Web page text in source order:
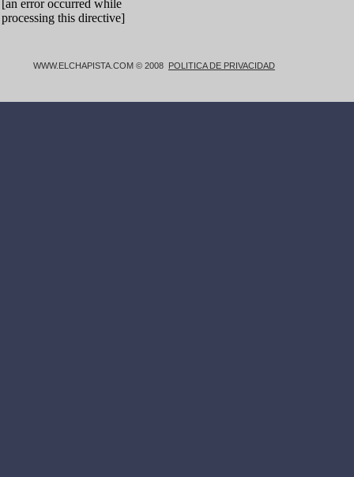
WWW.ELCHAPISTA.COM © 2008 POLITICA DE PRIVACIDAD